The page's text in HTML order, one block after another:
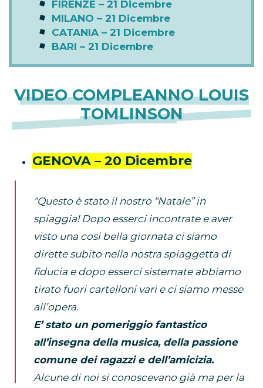
FIRENZE – 21 Dicembre
MILANO – 21 Dicembre
CATANIA – 21 Dicembre
BARI – 21 Dicembre
VIDEO COMPLEANNO LOUIS
TOMLINSON
GENOVA – 20 Dicembre
“Questo è stato il nostro “Natale” in
spiaggia! Dopo esserci incontrate e aver
visto una cosi bella giornata ci siamo
dirette subito nella nostra spiaggetta di
fiducia e dopo esserci sistemate abbiamo
tirato fuori cartelloni vari e ci siamo messe
all’opera.
E’ stato un pomeriggio fantastico
all’insegna della musica, della passione
comune dei ragazzi e dell’amicizia.
Alcune di noi si conoscevano già ma per la